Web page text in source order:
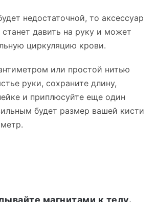
недостаточной, то аксессуар
давить на руку и может
циркуляцию крови.
или простой нитью
руки, сохраните длину,
и приплюсуйте еще один
будет размер вашей кисти
магнитами к телу.